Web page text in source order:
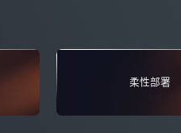
柔性部署